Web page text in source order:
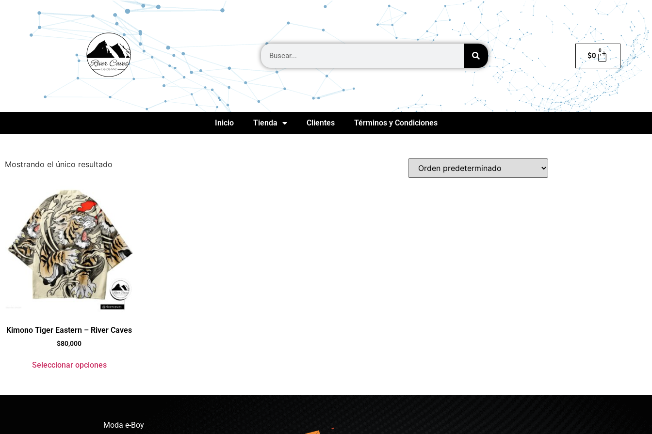
$0
0
Inicio Tienda Clientes Términos y Condiciones
Mostrando el único resultado
Kimono Tiger Eastern – River Caves
$80,000
Seleccionar opciones
Moda e-Boy